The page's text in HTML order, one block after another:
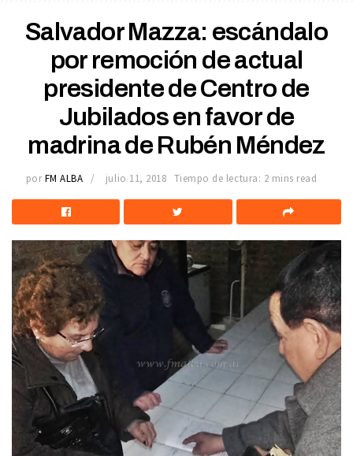
Salvador Mazza: escándalo
por remoción de actual
presidente de Centro de
Jubilados en favor de
madrina de Rubén Méndez
por FM ALBA julio 11, 2018 Tiempo de lectura: 2 mins read